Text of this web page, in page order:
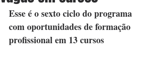
Esse é o sexto ciclo do programa
com oportunidades de formação
profissional em 13 cursos